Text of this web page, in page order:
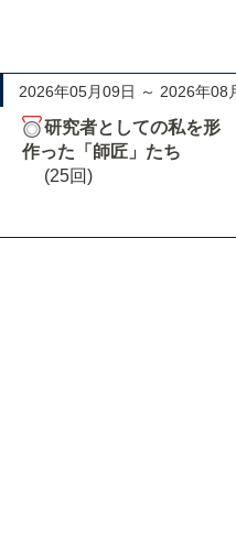
2026年05月09日 ～ 2026年08
研究者としての私を形
作った「師匠」たち
(25回)